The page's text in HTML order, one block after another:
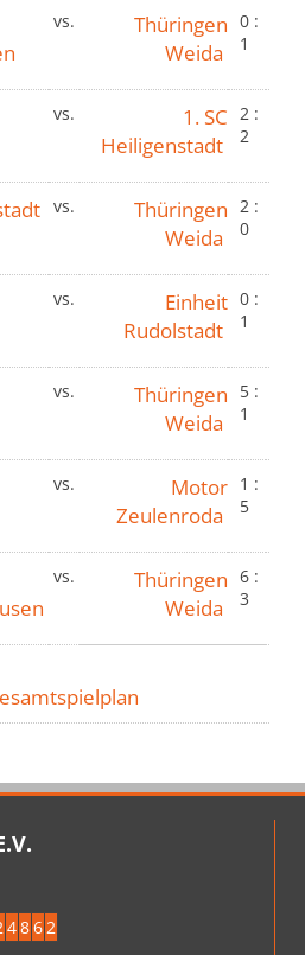
vs.
Thüringen
Weida
0 :
1
vs.
1. SC
Heiligenstadt
2 :
2
vs.
Thüringen
Weida
2 :
0
vs.
Einheit
Rudolstadt
0 :
1
vs.
Thüringen
Weida
5 :
1
vs.
Motor
Zeulenroda
1 :
5
vs.
Thüringen
Weida
6 :
3
4862